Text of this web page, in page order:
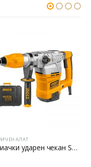
АЛАТ
Ротриачки ударен чекан SDS MAX